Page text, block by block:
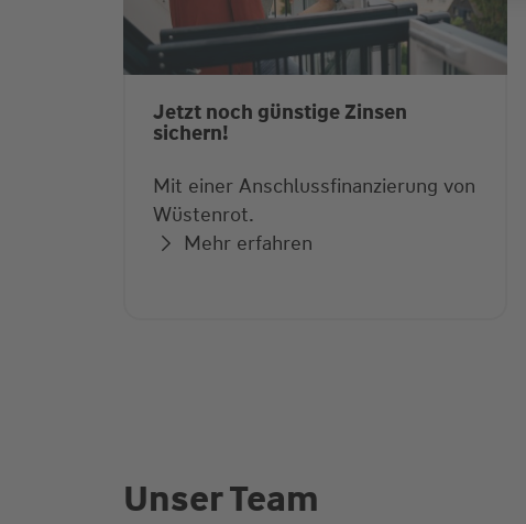
Jetzt noch günstige Zinsen
sichern!
Mit einer Anschlussfinanzierung von
Wüstenrot.
Mehr erfahren
Unser Team